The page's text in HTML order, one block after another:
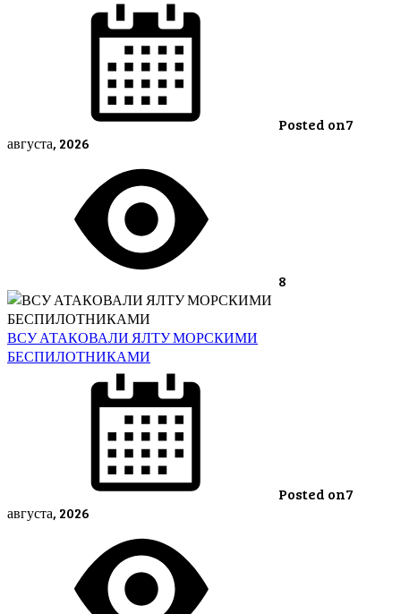
Posted on7
августа, 2026
8
ВСУ АТАКОВАЛИ ЯЛТУ МОРСКИМИ
БЕСПИЛОТНИКАМИ
Posted on7
августа, 2026